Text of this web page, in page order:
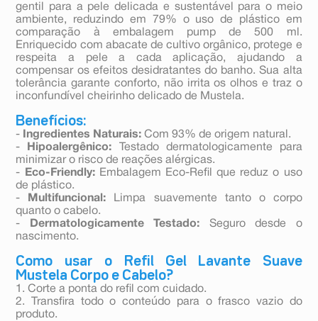
gentil para a pele delicada e sustentável para o meio
ambiente, reduzindo em 79% o uso de plástico em
comparação à embalagem pump de 500 ml.
Enriquecido com abacate de cultivo orgânico, protege e
respeita a pele a cada aplicação, ajudando a
compensar os efeitos desidratantes do banho. Sua alta
tolerância garante conforto, não irrita os olhos e traz o
inconfundível cheirinho delicado de Mustela.
Benefícios:
- Ingredientes Naturais: Com 93% de origem natural.
-
Hipoalergênico: Testado dermatologicamente para
minimizar o risco de reações alérgicas.
-
Eco-Friendly:Embalagem Eco-Refil que reduz o uso
de plástico.
-
Multifuncional: Limpa suavemente tanto o corpo
quanto o cabelo.
-
Dermatologicamente Testado: Seguro desde o
nascimento.
Como usar o Refil Gel Lavante Suave
Mustela Corpo e Cabelo?
1. Corte a ponta do refil com cuidado.
2. Transfira todo o conteúdo para o frasco vazio do
produto.